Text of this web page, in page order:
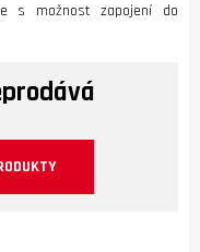
s možnost zapojení do